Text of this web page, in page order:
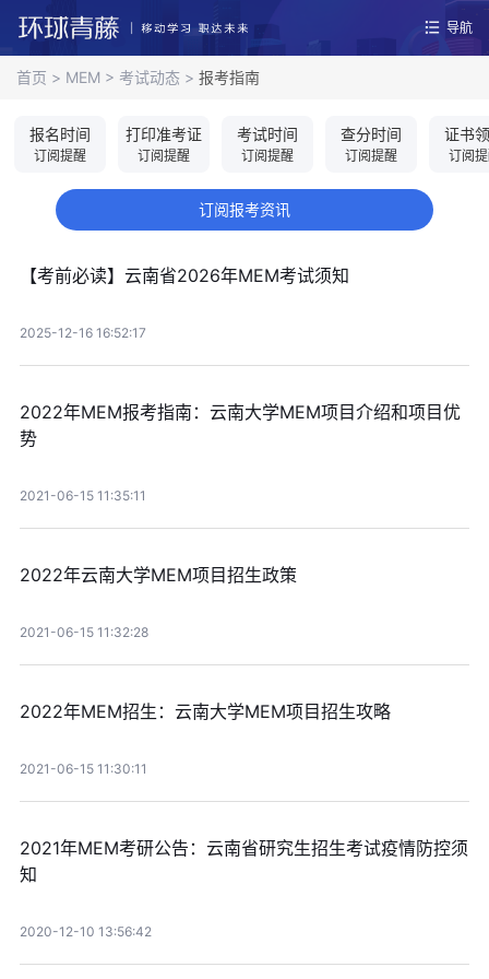
导航
首页 > MEM > 考试动态 > 报考指南
报名时间
订阅提醒
打印准考证
订阅提醒
考试时间
订阅提醒
查分时间
订阅提醒
证书
订阅
订阅报考资讯
【考前必读】云南省2026年MEM考试须知
2025-12-16 16:52:17
2022年MEM报考指南：云南大学MEM项目介绍和项目优
势
2021-06-15 11:35:11
2022年云南大学MEM项目招生政策
2021-06-15 11:32:28
2022年MEM招生：云南大学MEM项目招生攻略
2021-06-15 11:30:11
2021年MEM考研公告：云南省研究生招生考试疫情防控须
知
2020-12-10 13:56:42